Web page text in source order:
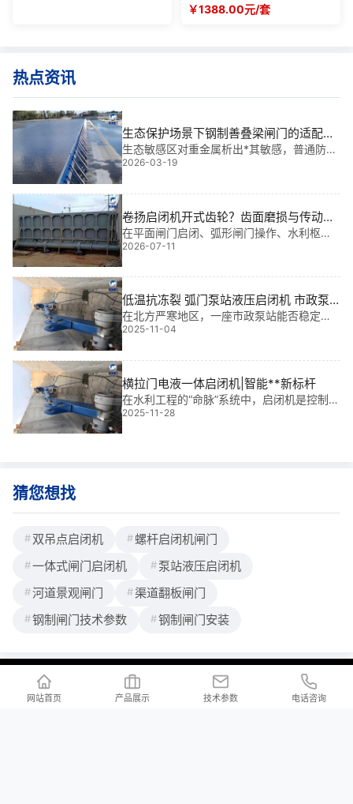
景适用，厂家可按需设计
￥1388.00元/套
热点资讯
生态保护场景下钢制善叠梁闸门的适配设
计与案例
生态敏感区对重金属析出*其敏感，普通防腐
层易剥落污染水体。我在设计中严格筛选材
料，确保涂装体系符合环保要求。参数项实
际工程值标准要求及依据涂层干膜厚度≥280
μmSL 105-2007《水利水电工程金属结构腐
蚀防护技术规范》表面除锈等级Sa2.5级GB/
T 8923.1-2011《涂覆涂料前钢材表面处理》
耐磨性测试通过 5000 次摩擦SL 26
2026-03-19
卷扬启闭机开式齿轮？齿面磨损与传动比
匹配问题
在平面闸门启闭、弧形闸门操作、水利枢纽
调水及船闸闸门控制中，开式齿轮齿面磨损
不均与传动比匹配偏差常引发启闭力波动与
停机检修，合理匹配传动参数并控制磨损速
率是维持闸门平稳运行的关键。
2026-07-11
低温抗冻裂 弧门泵站液压启闭机 市政泵
站|智控守护型全工况解决方案
在北方严寒地区，一座市政泵站能否稳定运
行，关键往往藏在一台不起眼的低温抗冻裂
弧门泵站液压启闭机里。它不仅是大型闸门
启闭的“动力心脏”，更是高水头水利枢纽、无
人值守电站和应急泄洪系统中不可替代的安
全屏
2025-11-04
横拉门电液一体启闭机|智能**新标杆
在水利工程的“命脉”系统中，启闭机是控制水
流开合的关键设备。我参与过多个大型水利
项目，*深的感受是：横拉门电液一体启闭机
2025-11-28
猜您想找
双吊点启闭机
螺杆启闭机闸门
一体式闸门启闭机
泵站液压启闭机
河道景观闸门
渠道翻板闸门
钢制闸门技术参数
钢制闸门安装
联系我们 / Contact us
网站首页 产品展示 技术参数 电话咨询